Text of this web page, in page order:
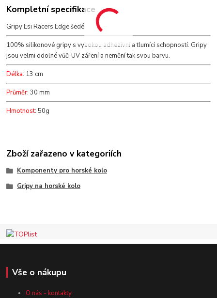
Kompletní specifikace
Gripy Esi Racers Edge šedé
100% silikonové gripy s vysokou adhezivní a tlumící schopností. Gripy
jsou velmi odolné vůči UV záření a nemění tak svou barvu.
Délka: 13 cm
Průměr: 30 mm
Hmotnost: 50g
Zboží zařazeno v kategoriích
Komponenty pro horské kolo
Gripy na horské kolo
Vše o nákupu
O nás - kontakty